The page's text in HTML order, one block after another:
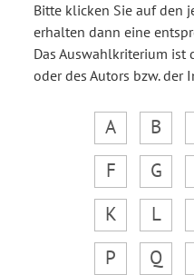
Bitte klicken Sie auf den
erhalten dann eine
Das Auswahlkriterium ist
oder des Autors bzw. der
A B
F
G
K
L
P
Q